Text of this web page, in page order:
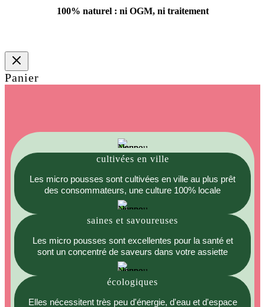
100% naturel : ni OGM, ni traitement
Panier
cultivées en ville
Les micro pousses sont cultivées en ville au plus prêt
des consommateurs, une culture 100% locale
saines et savoureuses
Les micro pousses sont excellentes pour la santé et
sont un concentré de saveurs dans votre assiette
écologiques
Elles nécessitent très peu d'énergie, d'eau et d'espace